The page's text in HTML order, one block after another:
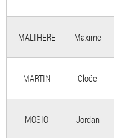
MALTHERE Maxime
MARTIN Cloée
MOSIO Jordan